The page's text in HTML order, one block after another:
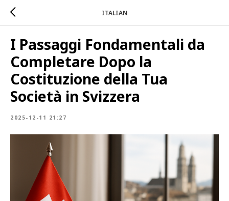
ITALIAN
I Passaggi Fondamentali da
Completare Dopo la
Costituzione della Tua
Società in Svizzera
2025-12-11 21:27